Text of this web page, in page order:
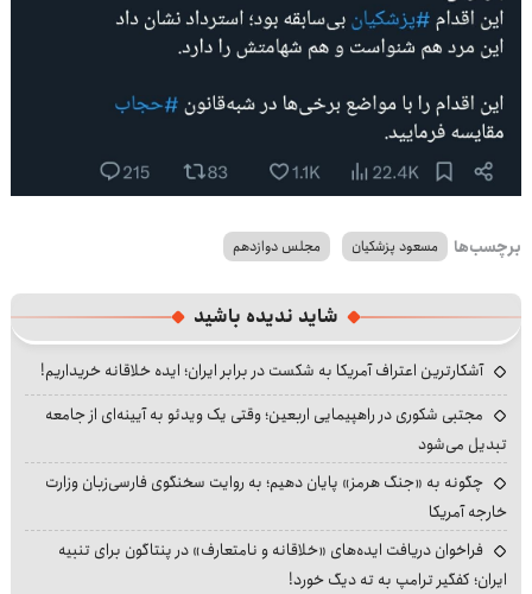
برچسب‌ها مسعود پزشکیان مجلس دوازدهم
شاید ندیده باشید
آشکارترین اعتراف آمریکا به شکست در برابر ایران؛ ایده خلاقانه خریداریم!
مجتبی شکوری در راهپیمایی اربعین؛ وقتی یک ویدئو به آیینه‌ای از جامعه
تبدیل می‌شود
چگونه به «جنگ هرمز» پایان دهیم؛ به روایت سخنگوی فارسی‌زبان وزارت
خارجه آمریکا
فراخوان دریافت ایده‌های «خلاقانه و نامتعارف» در پنتاگون برای تنبیه
ایران؛ کفگیر ترامپ به ته دیگ خورد!